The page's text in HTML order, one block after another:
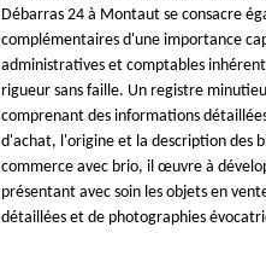
Débarras 24 à Montaut se consacre
complémentaires d'une importance
administratives et comptables
rigueur sans faille. Un registre
comprenant des informations
d'achat, l'origine et la description des
commerce avec brio, il œuvre à
présentant avec soin les objets en
détaillées et de photographies